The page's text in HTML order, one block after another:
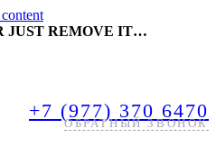
JUST REMOVE IT…
+7 (977) 370 6470
ОБРАТНЫЙ ЗВОНОК